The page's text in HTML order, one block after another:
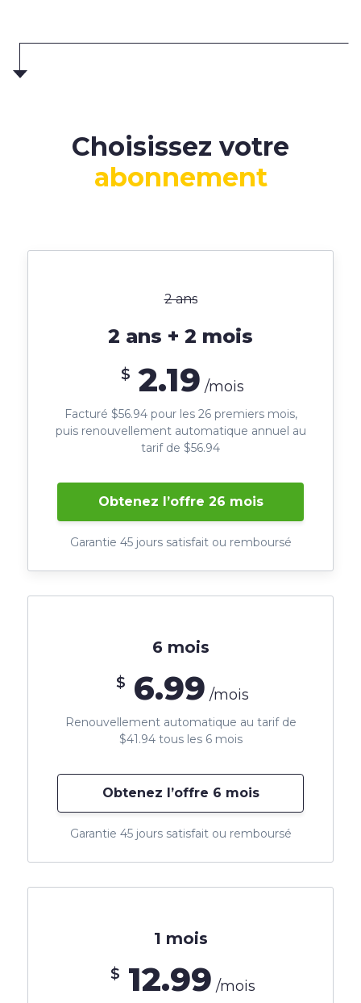
Choisissez votre
abonnement
1 mois
$ 12.99 /mois
2 ans
2 ans + 2 mois
$ 2.19 /mois
Facturé $56.94 pour les 26 premiers mois,
puis renouvellement automatique annuel au
tarif de $56.94
Obtenez l’offre 26 mois
Garantie 45 jours satisfait ou remboursé
6 mois
$ 6.99 /mois
Renouvellement automatique au tarif de
$41.94 tous les 6 mois
Obtenez l’offre 6 mois
Garantie 45 jours satisfait ou remboursé